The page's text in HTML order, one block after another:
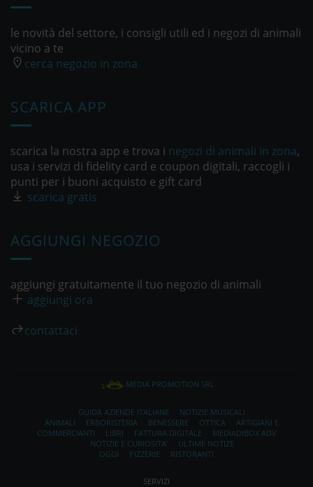
le novità del settore, i consigli utili ed i negozi di animali
vicino a te
cerca negozio in zona
SCARICA APP
scarica la nostra app e trova i negozi di animali in zona,
usa i servizi di fidelity card e coupon digitali, raccogli i
punti per i buoni acquisto e gift card
scarica gratis
AGGIUNGI NEGOZIO
aggiungi gratuitamente il tuo negozio di animali
aggiungi ora
contattaci
MEDIA PROMOTION SRL
GUIDA AZIENDE ITALIANE
NOTIZIE MUSICALI
ANIMALI
ERBORISTERIA BENESSERE OTTICA
ARTIGIANI E
COMMERCIANTI
LIBRI FATTURA DIGITALE
MEDIADIBOX ADV
NOTIZIE E CURIOSITA'
ULTIME NOTIZE
OGGI
PIZZERIE RISTORANTI
SERVIZI